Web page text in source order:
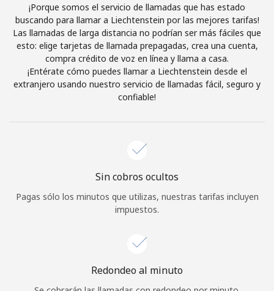
Únete
¡Hola!
¿Olvidaste tu contraseña? →
Iniciar Sesión
¡Porque somos el servicio de llamadas que has estado
buscando para llamar a Liechtenstein por las mejores tarifas!
Las llamadas de larga distancia no podrían ser más fáciles que
esto: elige tarjetas de llamada prepagadas, crea una cuenta,
compra crédito de voz en línea y llama a casa.
¡Entérate cómo puedes llamar a Liechtenstein desde el
extranjero usando nuestro servicio de llamadas fácil, seguro y
confiable!
Sin cobros ocultos
Pagas sólo los minutos que utilizas, nuestras tarifas incluyen
impuestos.
Redondeo al minuto